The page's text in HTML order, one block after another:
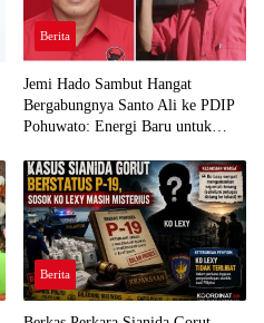
Berita
Jemi Hado Sambut Hangat
Bergabungnya Santo Ali ke PDIP
Pohuwato: Energi Baru untuk
Berita